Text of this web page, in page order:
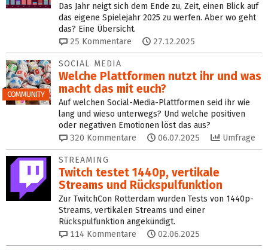
Das Jahr neigt sich dem Ende zu, Zeit, einen Blick auf
das eigene Spielejahr 2025 zu werfen. Aber wo geht
das? Eine Übersicht.
25 Kommentare 27.12.2025
COMMUNITY
SOCIAL MEDIA
Welche Plattformen nutzt ihr und was
macht das mit euch?
Auf welchen Social-Media-Plattformen seid ihr wie
lang und wieso unterwegs? Und welche positiven
oder negativen Emotionen löst das aus?
320 Kommentare 06.07.2025 Umfrage
STREAMING
Twitch testet 1440p, vertikale
Streams und Rückspulfunktion
Zur TwitchCon Rotterdam wurden Tests von 1440p-
Streams, vertikalen Streams und einer
Rückspulfunktion angekündigt.
114 Kommentare 02.06.2025